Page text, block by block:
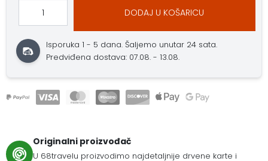
DODAJ U KOŠARICU
Isporuka 1 - 5 dana.Šaljemo unutar 24 sata.
Predviđena dostava: 07.08. - 13.08.
Originalni proizvođač
U 68travelu proizvodimo najdetaljnije drvene karte i